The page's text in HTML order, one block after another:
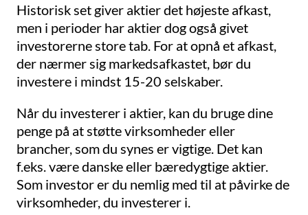
Historisk set giver aktier det højeste afkast,
men i perioder har aktier dog også givet
investorerne store tab. For at opnå et afkast,
der nærmer sig markedsafkastet, bør du
investere i mindst 15-20 selskaber.
Når du investerer i aktier, kan du bruge dine
penge på at støtte virksomheder eller
brancher, som du synes er vigtige. Det kan
f.eks. være danske eller bæredygtige aktier.
Som investor er du nemlig med til at påvirke de
virksomheder, du investerer i.